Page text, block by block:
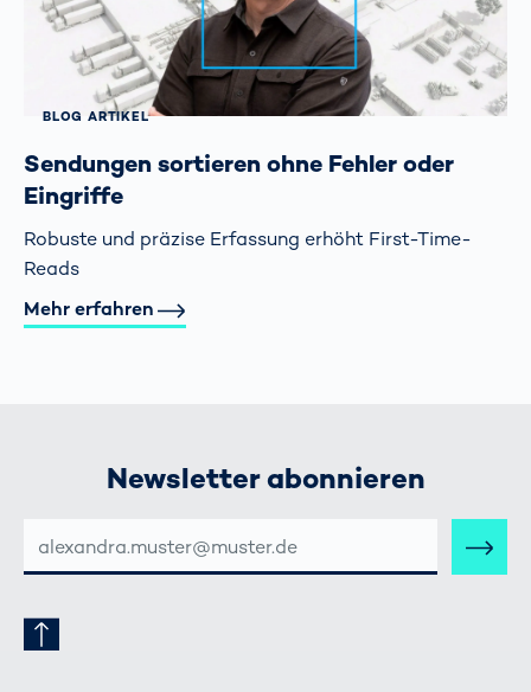
BLOG ARTIKEL
Sendungen sortieren ohne Fehler oder
Eingriffe
Robuste und präzise Erfassung erhöht First-Time-
Reads
Mehr erfahren
Newsletter abonnieren
MAIL-
ADRESSE